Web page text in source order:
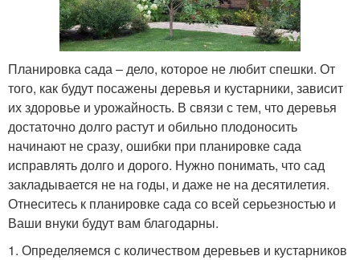
Планировка сада – дело, которое не любит спешки. От
того, как будут посажены деревья и кустарники, зависит
их здоровье и урожайность. В связи с тем, что деревья
достаточно долго растут и обильно плодоносить
начинают не сразу, ошибки при планировке сада
исправлять долго и дорого. Нужно понимать, что сад
закладывается не на годы, и даже не на десятилетия.
Отнеситесь к планировке сада со всей серьезностью и
Ваши внуки будут вам благодарны.
1. Определяемся с количеством деревьев и кустарников